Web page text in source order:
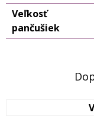
Veľkosť
pančušiek